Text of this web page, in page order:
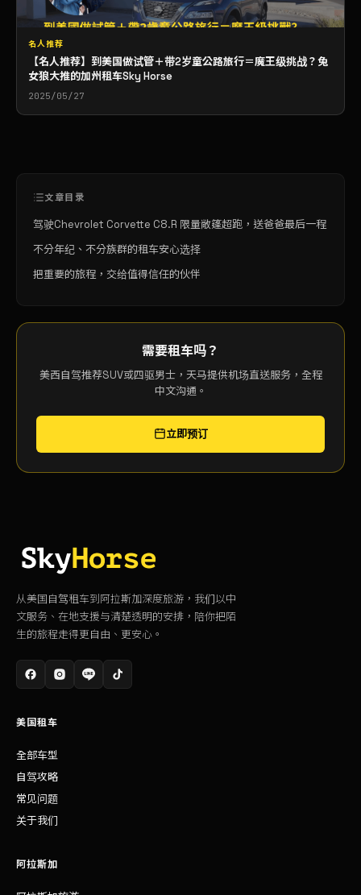
名人推荐
【名人推荐】到美国做试管＋带2岁童公路旅行＝魔王级挑战？兔
女狼大推的加州租车Sky Horse
2025/05/27
文章目录
驾驶Chevrolet Corvette C8.R 限量敞篷超跑，送爸爸最后一程
不分年纪、不分族群的租车安心选择
把重要的旅程，交给值得信任的伙伴
需要租车吗？
美西自驾推荐SUV或四驱男士，天马提供机场直送服务，全程
中文沟通。
立即预订
从美国自驾租车到阿拉斯加深度旅游，我们以中
文服务、在地支援与清楚透明的安排，陪你把陌
生的旅程走得更自由、更安心。
美国租车
全部车型
自驾攻略
常见问题
关于我们
阿拉斯加